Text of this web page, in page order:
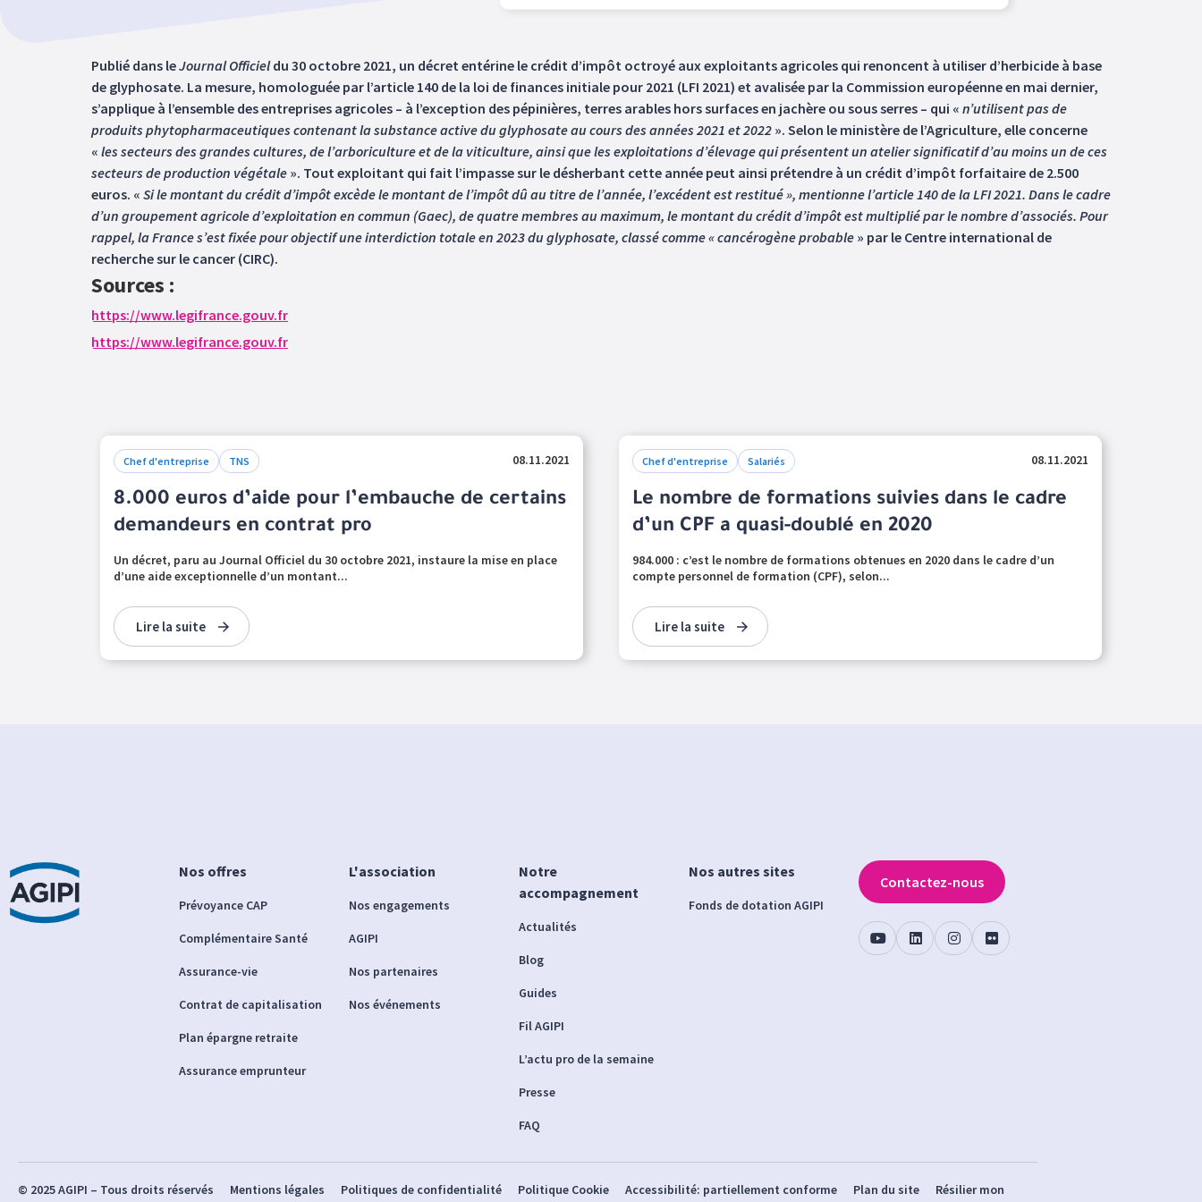
Publié dans leJournal Officieldu 30 octobre 2021, un décret entérine le crédit d’impôt octroyé aux exploitants agricoles qui renoncent à utiliser d’herbicide à base
de glyphosate. La mesure, homologuée par l’article 140 de la loi de finances initiale pour 2021 (LFI 2021) et avalisée par la Commission européenne en mai dernier,
s’applique à l’ensemble des entreprises agricoles – à l’exception des pépinières, terres arables hors surfaces en jachère ou sous serres – qui « n’utilisent pas de
produits phytopharmaceutiques contenant la substance active du glyphosate au cours des années 2021 et 2022 ». Selon le ministère de l’Agriculture, elle concerne
« les secteurs des grandes cultures, de l’arboriculture et de la viticulture, ainsi que les exploitations d’élevage qui présentent un atelier significatif d’au moins un de ces
secteurs de production végétale ». Tout exploitant qui fait l’impasse sur le désherbant cette année peut ainsi prétendre à un crédit d’impôt forfaitaire de 2.500
euros. « Si le montant du crédit d’impôt excède le montant de l’impôt dû au titre de l’année, l’excédent est restitué », mentionne l’article 140 de la LFI 2021. Dans le cadre
d’un groupement agricole d’exploitation en commun (Gaec), de quatre membres au maximum, le montant du crédit d’impôt est multiplié par le nombre d’associés. Pour
rappel, la France s’est fixée pour objectif une interdiction totale en 2023 du glyphosate, classé comme « cancérogène probable » par le Centre international de
recherche sur le cancer (CIRC).
Sources :
https://www.legifrance.gouv.fr
https://www.legifrance.gouv.fr
Chef d'entreprise TNS 08.11.2021
8.000 euros d’aide pour l’embauche de certains
demandeurs en contrat pro
Un décret, paru au Journal Officiel du 30 octobre 2021, instaure la mise en place
d’une aide exceptionnelle d’un montant...
Lire la suite
Chef d'entreprise Salariés 08.11.2021
Le nombre de formations suivies dans le cadre
d’un CPF a quasi-doublé en 2020
984.000 : c’est le nombre de formations obtenues en 2020 dans le cadre d’un
compte personnel de formation (CPF), selon...
Lire la suite
Nos offres
Prévoyance CAP
Complémentaire Santé
Assurance-vie
Contrat de capitalisation
Plan épargne retraite
Assurance emprunteur
L'association
Nos engagements
AGIPI
Nos partenaires
Nos événements
Notre
accompagnement
Actualités
Blog
Guides
Fil AGIPI
L’actu pro de la semaine
Presse
FAQ
Nos autres sites
Fonds de dotation AGIPI
Contactez-nous
© 2025 AGIPI – Tous droits réservés Mentions légales Politiques de confidentialité Politique Cookie Accessibilité: partiellement conforme Plan du site Résilier mon